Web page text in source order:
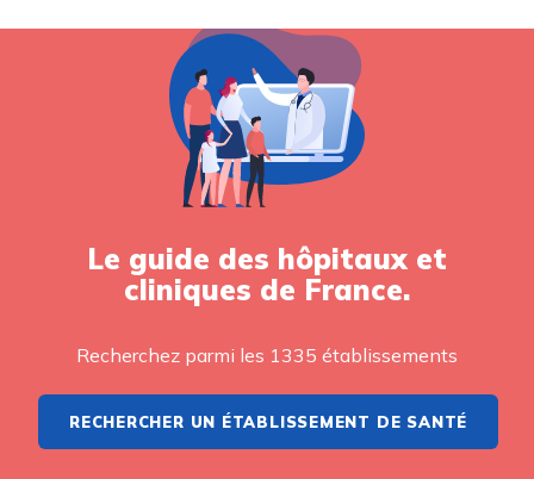
Le guide des hôpitaux et
cliniques de France.
Recherchez parmi les 1335 établissements
RECHERCHER UN ÉTABLISSEMENT DE SANTÉ